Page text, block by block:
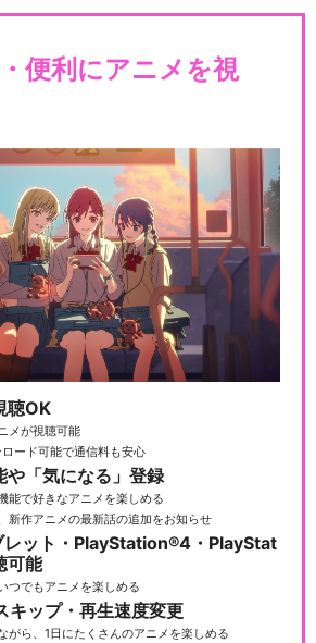
便利にアニメを視
聴OK
メが視聴可能
ード可能で通信料も安心
や「気になる」登録
能で好きなアニメを楽しめる
新作アニメの最新話の追加をお知らせ
レット・PlayStation®4・PlayStat
可能
つでもアニメを楽しめる
キップ・再生速度変更
がら、1日にたくさんのアニメを楽しめる